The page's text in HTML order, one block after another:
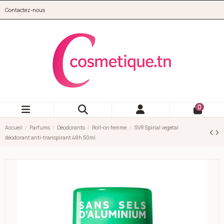
Contactez-nous
0
Accueil Parfums Déodorants Roll-on femme
SVR Spirial vegetal
déodorant anti-transpirant 48h 50ml